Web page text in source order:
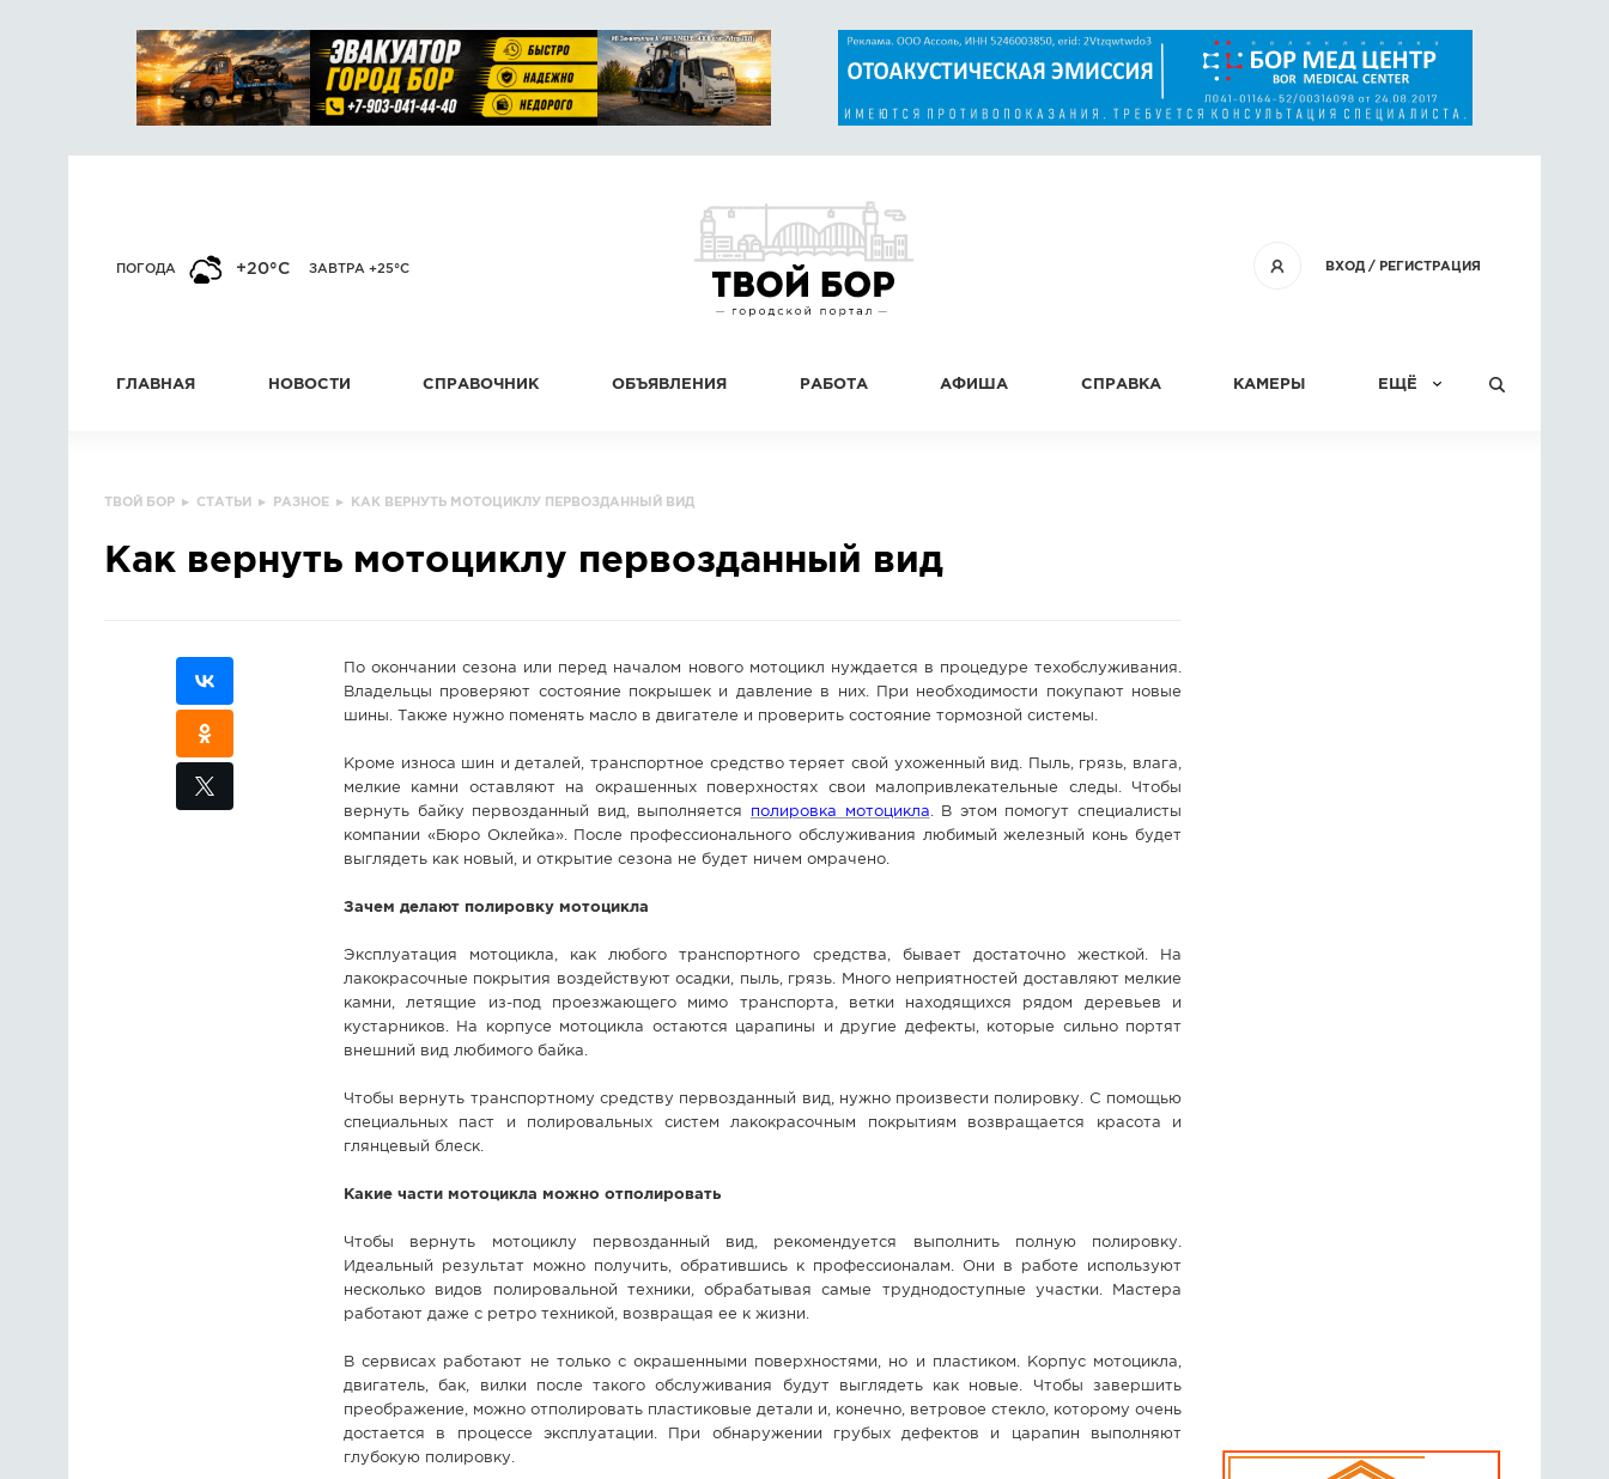
ВХОД/ РЕГИСТРАЦИЯ
ПОГОДА +20°C ЗАВТРА +25°C
ГЛАВНАЯ НОВОСТИ СПРАВОЧНИК ОБЪЯВЛЕНИЯ РАБОТА АФИША СПРАВКА КАМЕРЫ ЕЩЁ
ТВОЙ БОР ▸ СТАТЬИ ▸ РАЗНОЕ ▸ КАК ВЕРНУТЬ МОТОЦИКЛУ ПЕРВОЗДАННЫЙ ВИД
Как вернуть мотоциклу первозданный вид
По окончании сезона или перед началом нового мотоцикл нуждается в процедуре техобслуживания.
Владельцы проверяют состояние покрышек и давление в них. При необходимости покупают новые
шины. Также нужно поменять масло в двигателе и проверить состояние тормозной системы.
Кроме износа шин и деталей, транспортное средство теряет свой ухоженный вид. Пыль, грязь, влага,
мелкие камни оставляют на окрашенных поверхностях свои малопривлекательные следы. Чтобы
вернуть байку первозданный вид, выполняется полировка мотоцикла . В этом помогут специалисты
компании «Бюро Оклейка». После профессионального обслуживания любимый железный конь будет
выглядеть как новый, и открытие сезона не будет ничем омрачено.
Зачем делают полировку мотоцикла
Эксплуатация мотоцикла, как любого транспортного средства, бывает достаточно жесткой. На
лакокрасочные покрытия воздействуют осадки, пыль, грязь. Много неприятностей доставляют мелкие
камни, летящие из-под проезжающего мимо транспорта, ветки находящихся рядом деревьев и
кустарников. На корпусе мотоцикла остаются царапины и другие дефекты, которые сильно портят
внешний вид любимого байка.
Чтобы вернуть транспортному средству первозданный вид, нужно произвести полировку. С помощью
специальных паст и полировальных систем лакокрасочным покрытиям возвращается красота и
глянцевый блеск.
Какие части мотоцикла можно отполировать
Чтобы вернуть мотоциклу первозданный вид, рекомендуется выполнить полную полировку.
Идеальный результат можно получить, обратившись к профессионалам. Они в работе используют
несколько видов полировальной техники, обрабатывая самые труднодоступные участки. Мастера
работают даже с ретро техникой, возвращая ее к жизни.
В сервисах работают не только с окрашенными поверхностями, но и пластиком. Корпус мотоцикла,
двигатель, бак, вилки после такого обслуживания будут выглядеть как новые. Чтобы завершить
преображение, можно отполировать пластиковые детали и, конечно, ветровое стекло, которому очень
достается в процессе эксплуатации. При обнаружении грубых дефектов и царапин выполняют
глубокую полировку.